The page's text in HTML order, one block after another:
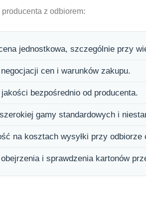
z odbiorem:
jednostkowa, szczególnie przy
cen i warunków zakupu.
bezpośrednio od producenta.
gamy standardowych i
na kosztach wysyłki przy odbiorze
i sprawdzenia kartonów